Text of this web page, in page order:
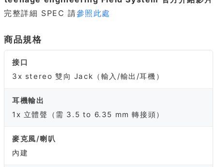
完整詳細 SPEC 請參照此處
商品規格
接口
3x stereo 雙向 Jack（輸入/輸出/耳機）
耳機輸出
1x 立體聲（需 3.5 to 6.35 mm 轉接頭）
麥克風/喇叭
內建